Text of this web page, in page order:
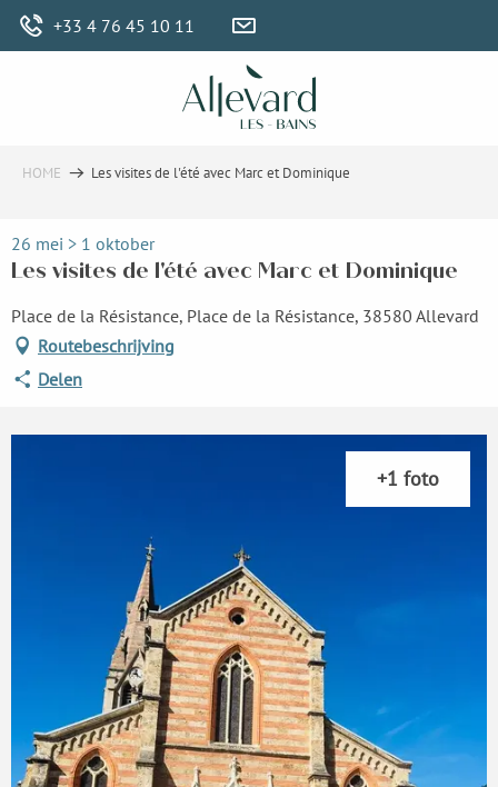
Aller
+33 4 76 45 10 11
HOME Les visites de l'été avec Marc et Dominique
26 mei > 1 oktober
Les visites de l'été avec Marc et Dominique
Place de la Résistance, Place de la Résistance, 38580 Allevard
Routebeschrijving
Delen
+1 foto